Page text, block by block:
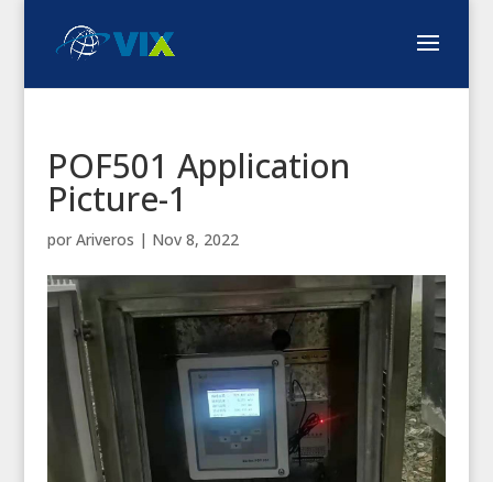
POF501 Application
Picture-1
por Ariveros | Nov 8, 2022